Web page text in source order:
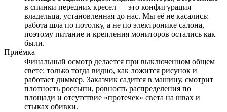
в спинки передних кресел — это конфигурация
владельца, установленная до нас. Мы её не касались:
работа шла по потолку, а не по электронике салона,
поэтому питание и крепления мониторов остались как
были.
Приёмка
Финальный осмотр делается при выключенном общем
свете: только тогда видно, как ложится рисунок и
работает диммер. Заказчик садится в машину, смотрит
плотность россыпи, ровность распределения по
площади и отсутствие «протечек» света на швах и
стыках обивки.